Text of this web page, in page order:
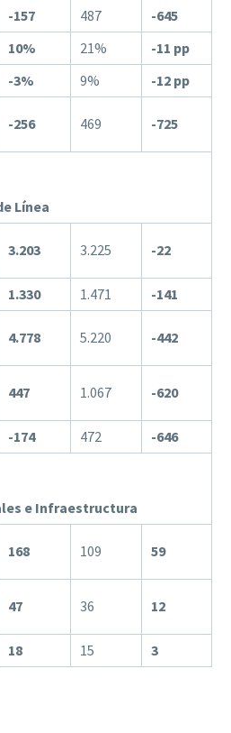
-157 487
-645
10% 21%
-11 pp
-3% 9%
-12 pp
-256 469 -725
Línea
3.203 3.225 -22
1.330 1.471
-141
4.778 5.220 -442
447 1.067 -620
-174 472 -646
e Infraestructura
168 109 59
47 36 12
18 15 3